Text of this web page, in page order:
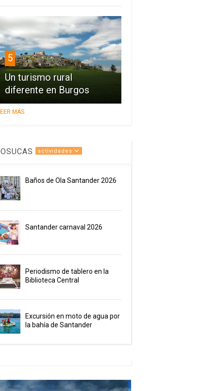
5
Un turismo rural
diferente en Burgos
MÁS
actividades
Baños de Ola Santander 2026
Santander carnaval 2026
Periodismo de tablero en la
Biblioteca Central
Excursión en moto de agua por
la bahía de Santander